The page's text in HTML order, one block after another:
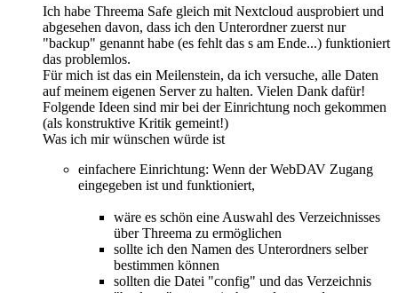
Ich habe Threema Safe gleich mit Nextcloud ausprobiert und
abgesehen davon, dass ich den Unterordner zuerst nur
"backup" genannt habe (es fehlt das s am Ende...) funktioniert
das problemlos.
Für mich ist das ein Meilenstein, da ich versuche, alle Daten
auf meinem eigenen Server zu halten. Vielen Dank dafür!
Folgende Ideen sind mir bei der Einrichtung noch gekommen
(als konstruktive Kritik gemeint!)
Was ich mir wünschen würde ist
einfachere Einrichtung: Wenn der WebDAV Zugang
eingegeben ist und funktioniert,
wäre es schön eine Auswahl des Verzeichnisses
über Threema zu ermöglichen
sollte ich den Namen des Unterordners selber
bestimmen können
sollten die Datei "config" und das Verzeichnis